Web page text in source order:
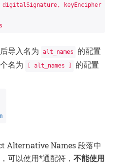
digitalSignature, keyEncipher
导入名为 alt_names
的配置
名为
[ alt_names ]
的配置
Alternative Names 段落中
可以使用*通配符， 不能使用